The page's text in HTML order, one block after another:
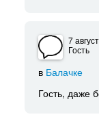
7
Гость
в Балачке
Гость, даже